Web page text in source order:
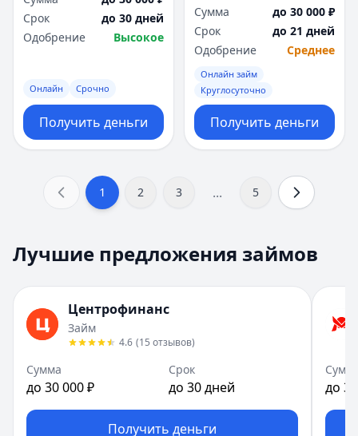
Срок
до 30 дней
Одобрение
Высокое
Онлайн Срочно
Получить деньги
Сумма
до 30 000 ₽
Срок
до 21 дней
Одобрение
Среднее
Онлайн займ
Круглосуточно
Получить деньги
1 2 3 ... 5
Лучшие предложения займов
Центрофинанс
Займ
4.6 (15 отзывов)
Сумма
до 30 000 ₽
Срок
до 30 дней
Получить деньги
до